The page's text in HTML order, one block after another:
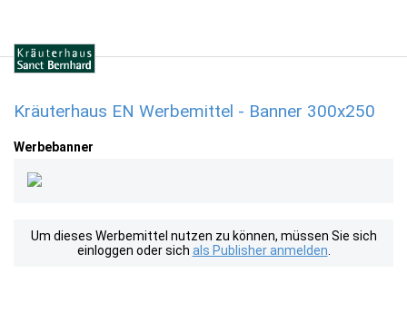
Kräuterhaus EN Werbemittel - Banner 300x250
Werbebanner
Um dieses Werbemittel nutzen zu können, müssen Sie sich
einloggen oder sich als Publisher anmelden